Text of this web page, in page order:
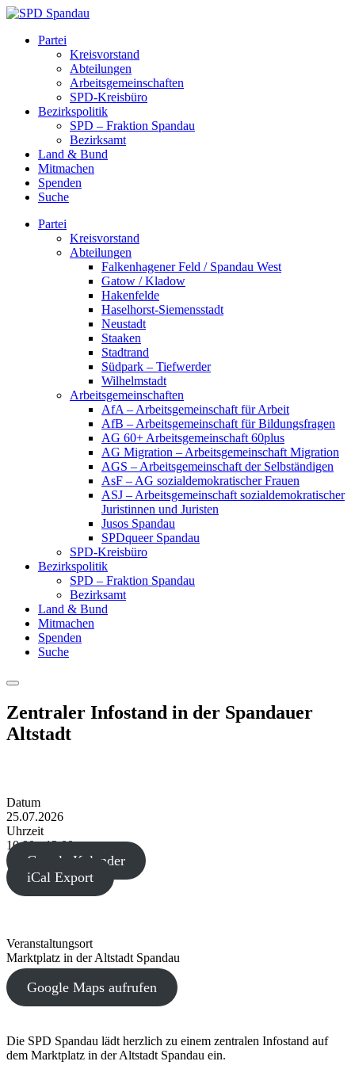
Skip
content
SpandauPartei
Kreisvorstand
Abteilungen
Arbeitsgemeinschaften
SPD-Kreisbüro
Bezirkspolitik
SPD – Fraktion Spandau
Bezirksamt
Land & Bund
Mitmachen
Spenden
Suche
Partei
Kreisvorstand
Abteilungen
Falkenhagener Feld / Spandau West
Gatow / Kladow
Hakenfelde
Haselhorst-Siemensstadt
Neustadt
Staaken
Stadtrand
Südpark – Tiefwerder
Wilhelmstadt
Arbeitsgemeinschaften
AfA – Arbeitsgemeinschaft für Arbeit
AfB – Arbeitsgemeinschaft für Bildungsfragen
AG 60+ Arbeitsgemeinschaft 60plus
AG Migration – Arbeitsgemeinschaft Migration
AGS – Arbeitsgemeinschaft der Selbständigen
AsF – AG sozialdemokratischer Frauen
ASJ – Arbeitsgemeinschaft sozialdemokratischer
Juristinnen und Juristen
Jusos Spandau
SPDqueer Spandau
SPD-Kreisbüro
Bezirkspolitik
SPD – Fraktion Spandau
Bezirksamt
Land & Bund
Mitmachen
Spenden
Suche
Menu
Zentraler Infostand in der Spandauer
Altstadt
Datum
25.07.2026
Uhrzeit
10:00 - 13:00
Google Kalender
iCal Export
Veranstaltungsort
Marktplatz in der Altstadt Spandau
Google Maps aufrufen
Die SPD Spandau lädt herzlich zu einem zentralen Infostand auf
dem Marktplatz in der Altstadt Spandau ein.